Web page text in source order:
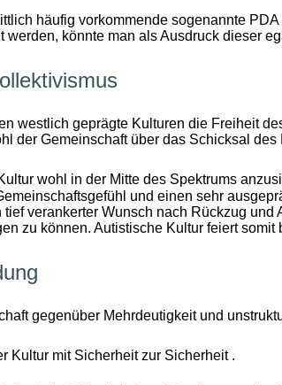
häufig vorkommende sogenannte
könnte man als Ausdruck dieser
westlich geprägte Kulturen die Freiheit
der Gemeinschaft über das Schicksal
wohl in der Mitte des Spektrums
und einen sehr
verankerter Wunsch nach Rückzug
zu können. Autistische Kultur feiert somit
gegenüber Mehrdeutigkeit und
Kultur mit Sicherheit zur Sicherheit .